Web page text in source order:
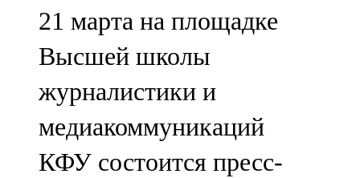
21 марта на площадке
Высшей школы
журналистики и
медиакоммуникаций
КФУ состоится пресс-